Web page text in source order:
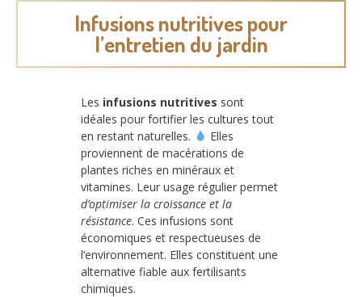
Infusions nutritives pour
l’entretien du jardin
Les infusions nutritives sont
idéales pour fortifier les cultures tout
en restant naturelles.
Elles
proviennent de macérations de
plantes riches en minéraux et
vitamines. Leur usage régulier permet
d’optimiser la croissance et la
résistance. Ces infusions sont
économiques et respectueuses de
l’environnement. Elles constituent une
alternative fiable aux fertilisants
chimiques.